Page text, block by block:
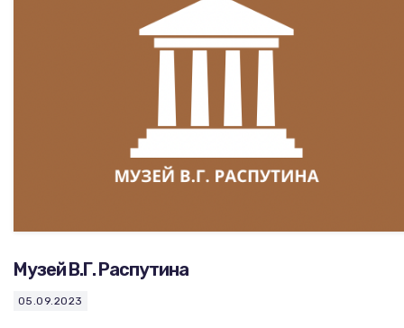
Музей В.Г. Распутина
05.09.2023